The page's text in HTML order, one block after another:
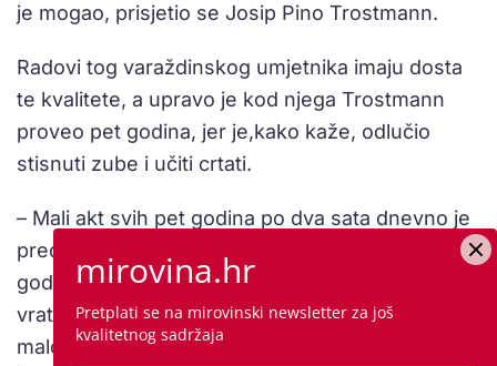
je mogao, prisjetio se Josip Pino Trostmann.
Radovi tog varaždinskog umjetnika imaju dosta
te kvalitete, a upravo je kod njega Trostmann
proveo pet godina, jer je,kako kaže, odlučio
stisnuti zube i učiti crtati.
– Mali akt svih pet godina po dva sata dnevno je
predavao Krsto Hegedušić. Završio sam ja petu
godinu i odradio svoju ideju, da naučim crtati i
vratim se u ekspresionizam, uživaj u boji, ali budi
malo ipak razumljiviji. Na kraju, Hegedušić, kada
mirovina.hr
Pretplati se na mirovinski newsletter za još
kvalitetnog sadržaja